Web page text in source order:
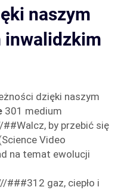
naszym
inwalidzkim
dzięki naszym
301 medium
by przebić się
Video
na temat ewolucji
###312 gaz, ciepło i